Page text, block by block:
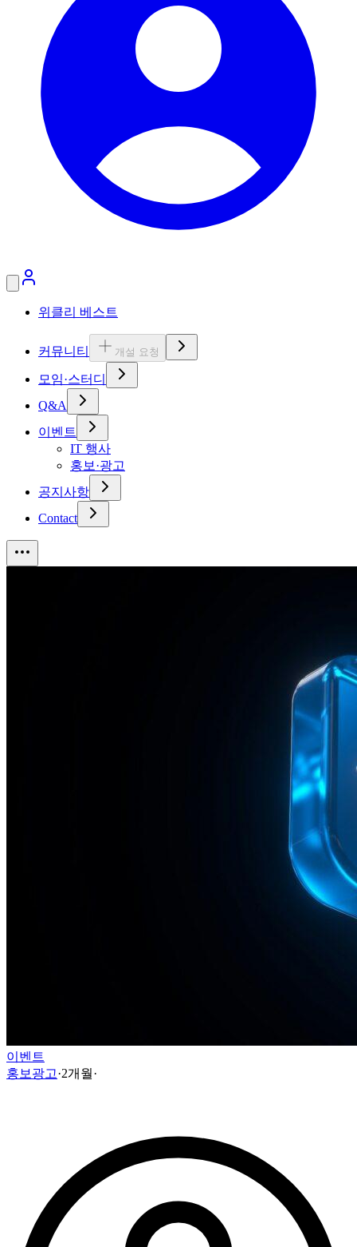
위클리 베스트
커뮤니티 개설 요청
모임·스터디
Q&A
이벤트
IT 행사
홍보·광고
공지사항
Contact
이벤트
홍보광고·2개월·